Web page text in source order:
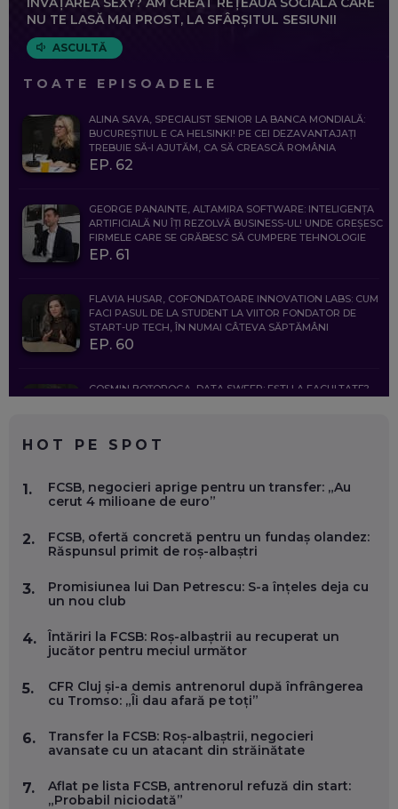
NU TE LASĂ MAI PROST, LA SFÂRȘITUL SESIUNII
ASCULTĂ
TOATE EPISOADELE
ALINA SAVA, SPECIALIST SENIOR LA BANCA MONDIALĂ:
BUCUREȘTIUL E CA HELSINKI! PE CEI DEZAVANTAJAȚI
TREBUIE SĂ-I AJUTĂM, CA SĂ CREASCĂ ROMÂNIA
EP. 62
GEORGE PANAINTE, ALTAMIRA SOFTWARE: INTELIGENȚA
ARTIFICIALĂ NU ÎȚI REZOLVĂ BUSINESS-UL! UNDE GREȘESC
FIRMELE CARE SE GRĂBESC SĂ CUMPERE TEHNOLOGIE
EP. 61
FLAVIA HUSAR, COFONDATOARE INNOVATION LABS: CUM
FACI PASUL DE LA STUDENT LA VIITOR FONDATOR DE
START-UP TECH, ÎN NUMAI CÂTEVA SĂPTĂMÂNI
EP. 60
COSMIN BOȚOROGA, DATA SWEEP: EȘTI LA FACULTATE?
FOLOSEȘTI TEHNOLOGIA CA SĂ FII MAI BUN LA JOB. ȘI CUM
SE VA SCHIMBA MUNCA, ÎN URMĂTORII ANI
FOLOSEȘTI TEHNOLOGIA CA SĂ ÎȚI DESCHIZI DRUMUL
CĂTRE ARTĂ, LA NIVEL GLOBAL
ANDREI AVĂDANEI, BIT SENTINEL: CUM ÎȚI PROTEJEZI
CARIERĂ DE „HACKER CU PERMIS”
EP. 56
DOINA VÎLCEANU, CONTENTSPEED: VREI SUCCES ONLINE?
EP. 55
HOT PE SPOT
1.
FCSB, negocieri aprige pentru un transfer: „Au
cerut 4 milioane de euro”
2.
FCSB, ofertă concretă pentru un fundaș olandez:
Răspunsul primit de roș-albaștri
3.
Promisiunea lui Dan Petrescu: S-a înțeles deja cu
un nou club
4.
Întăriri la FCSB: Roș-albaștrii au recuperat un
jucător pentru meciul următor
5.
CFR Cluj și-a demis antrenorul după înfrângerea
cu Tromso: „Îi dau afară pe toți”
6.
Transfer la FCSB: Roș-albaștrii, negocieri
avansate cu un atacant din străinătate
7.
Aflat pe lista FCSB, antrenorul refuză din start:
„Probabil niciodată”